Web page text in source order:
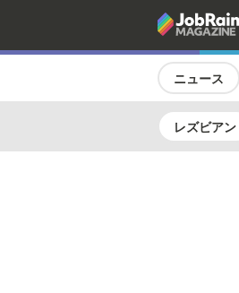
ニュース
レズビアン